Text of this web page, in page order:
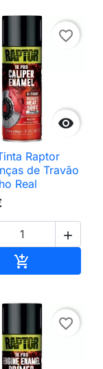

favorite_border
Raptor
de Travão
Real


favorite_border